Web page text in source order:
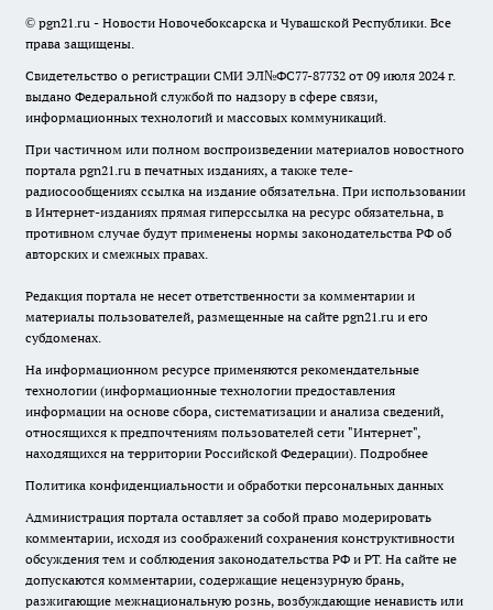
© pgn21.ru - Новости Новочебоксарска и Чувашской Республики. Все
права защищены.
Свидетельство о регистрации СМИ ЭЛ№ФС77-87732 от 09 июля 2024 г.
выдано Федеральной службой по надзору в сфере связи,
информационных технологий и массовых коммуникаций.
При частичном или полном воспроизведении материалов новостного
портала pgn21.ru в печатных изданиях, а также теле-
радиосообщениях ссылка на издание обязательна. При использовании
в Интернет-изданиях прямая гиперссылка на ресурс обязательна, в
противном случае будут применены нормы законодательства РФ об
авторских и смежных правах.
Редакция портала не несет ответственности за комментарии и
материалы пользователей, размещенные на сайте pgn21.ru и его
субдоменах.
На информационном ресурсе применяются рекомендательные
технологии (информационные технологии предоставления
информации на основе сбора, систематизации и анализа сведений,
относящихся к предпочтениям пользователей сети "Интернет",
находящихся на территории Российской Федерации). Подробнее
Политика конфиденциальности и обработки персональных данных
Администрация портала оставляет за собой право модерировать
комментарии, исходя из соображений сохранения конструктивности
обсуждения тем и соблюдения законодательства РФ и РТ. На сайте не
допускаются комментарии, содержащие нецензурную брань,
разжигающие межнациональную рознь, возбуждающие ненависть или